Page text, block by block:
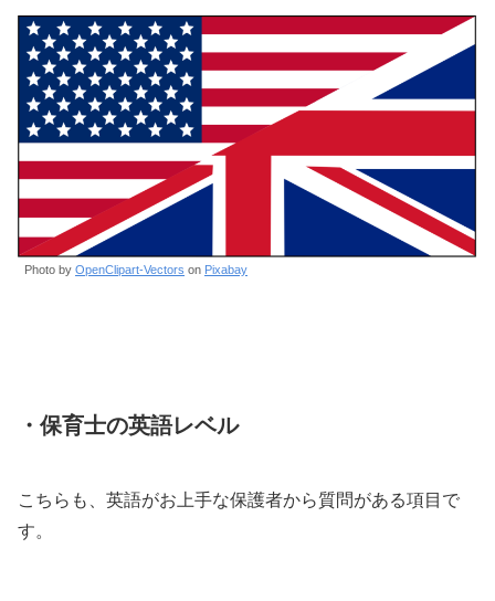
Photo by OpenClipart-Vectors on Pixabay
・保育士の英語レベル
こちらも、英語がお上手な保護者から質問がある項目で
す。